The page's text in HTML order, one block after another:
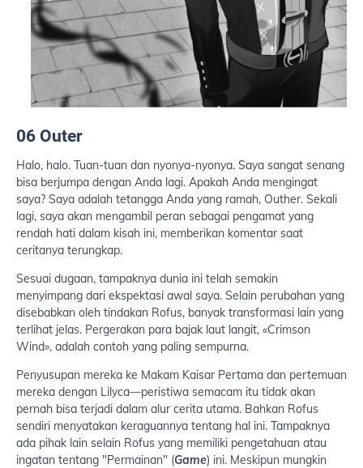
06 Outer
Halo, halo. Tuan-tuan dan nyonya-nyonya. Saya sangat senang
bisa berjumpa dengan Anda lagi. Apakah Anda mengingat
saya? Saya adalah tetangga Anda yang ramah, Outher. Sekali
lagi, saya akan mengambil peran sebagai pengamat yang
rendah hati dalam kisah ini, memberikan komentar saat
ceritanya terungkap.
Sesuai dugaan, tampaknya dunia ini telah semakin
menyimpang dari ekspektasi awal saya. Selain perubahan yang
disebabkan oleh tindakan Rofus, banyak transformasi lain yang
terlihat jelas. Pergerakan para bajak laut langit, «Crimson
Wind», adalah contoh yang paling sempurna.
Penyusupan mereka ke Makam Kaisar Pertama dan pertemuan
mereka dengan Lilyca—peristiwa semacam itu tidak akan
pernah bisa terjadi dalam alur cerita utama. Bahkan Rofus
sendiri menyatakan keraguannya tentang hal ini. Tampaknya
ada pihak lain selain Rofus yang memiliki pengetahuan atau
ingatan tentang "Permainan" (Game) ini. Meskipun mungkin